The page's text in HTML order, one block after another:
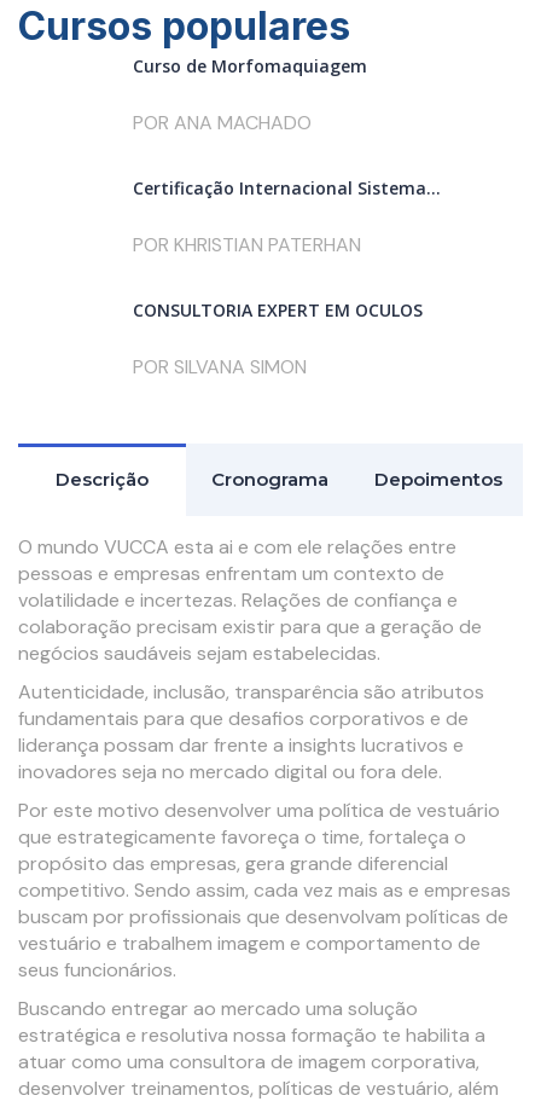
Cursos populares
Curso de Morfomaquiagem
POR ANA MACHADO
Certificação Internacional Sistema...
POR KHRISTIAN PATERHAN
CONSULTORIA EXPERT EM ÓCULOS
POR SILVANA SIMON
Descrição Cronograma Depoimentos
O mundo VUCCA esta ai e com ele relações entre
pessoas e empresas enfrentam um contexto de
volatilidade e incertezas. Relações de confiança e
colaboração precisam existir para que a geração de
negócios saudáveis sejam estabelecidas.
Autenticidade, inclusão, transparência são atributos
fundamentais para que desafios corporativos e de
liderança possam dar frente a insights lucrativos e
inovadores seja no mercado digital ou fora dele.
Por este motivo desenvolver uma política de vestuário
que estrategicamente favoreça o time, fortaleça o
propósito das empresas, gera grande diferencial
competitivo. Sendo assim, cada vez mais as e empresas
buscam por profissionais que desenvolvam políticas de
vestuário e trabalhem imagem e comportamento de
seus funcionários.
Buscando entregar ao mercado uma solução
estratégica e resolutiva nossa formação te habilita a
atuar como uma consultora de imagem corporativa,
desenvolver treinamentos, políticas de vestuário, além